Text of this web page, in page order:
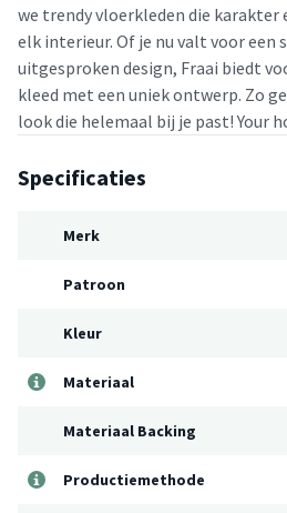
we trendy vloerkleden die karakter
elk interieur. Of je nu valt voor een
uitgesproken design, Fraai biedt
kleed met een uniek ontwerp. Zo
look die helemaal bij je past! Your
Specificaties
Merk
Patroon
Kleur
Materiaal
Materiaal Backing
Productiemethode